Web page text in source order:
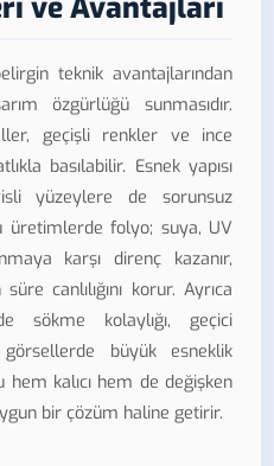
teknik avantajlarından
özgürlüğü sunmasıdır.
geçişli renkler ve ince
basılabilir. Esnek yapısı
yüzeylere de sorunsuz
üretimlerde folyo; suya, UV
karşı direnç kazanır,
canlılığını korur. Ayrıca
sökme kolaylığı, geçici
büyük esneklik
kalıcı hem de değişken
bir çözüm haline getirir.